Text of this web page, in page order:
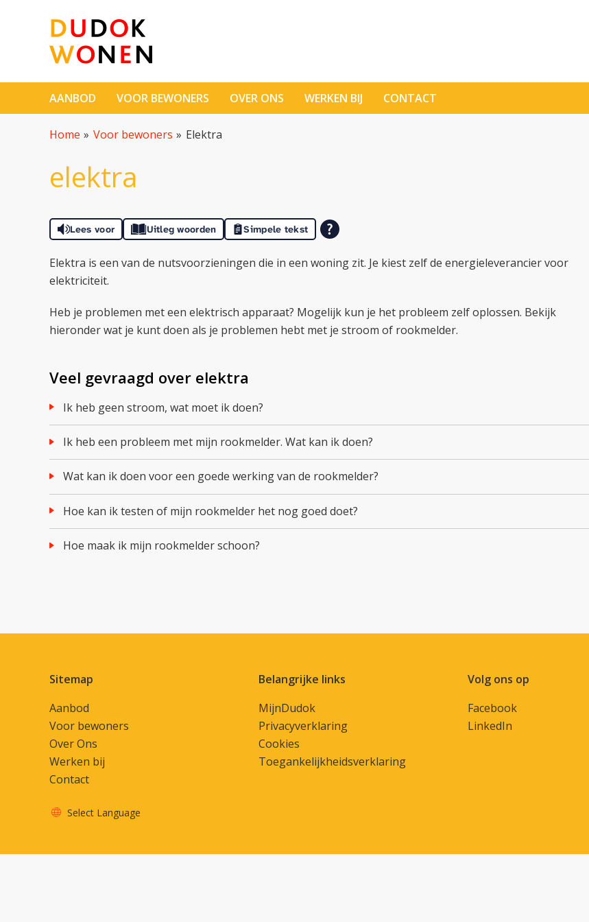
Naar hoofdinhoud
Naar hoofdnavigatiemenu
Naar zoeken
Naar de homepage
AANBOD VOOR BEWONERS OVER ONS WERKEN BIJ CONTACT
Home Voor bewoners Elektra
elektra
Lees voor Uitleg woorden Simpele tekst
Elektra is een van de nutsvoorzieningen die in een woning zit. Je kiest zelf de energieleverancier voor
elektriciteit.
Heb je problemen met een elektrisch apparaat? Mogelijk kun je het probleem zelf oplossen. Bekijk
hieronder wat je kunt doen als je problemen hebt met je stroom of rookmelder.
Veel gevraagd over elektra
Ik heb geen stroom, wat moet ik doen?
Ik heb een probleem met mijn rookmelder. Wat kan ik doen?
Wat kan ik doen voor een goede werking van de rookmelder?
Hoe kan ik testen of mijn rookmelder het nog goed doet?
Hoe maak ik mijn rookmelder schoon?
Contactinformatie
Sitemap
Aanbod
Voor bewoners
Over Ons
Werken bij
Contact
Belangrijke links
MijnDudok
Privacyverklaring
Cookies
Toegankelijkheidsverklaring
Volg ons op
Facebook
LinkedIn
Vertaal deze pagina
Select Language